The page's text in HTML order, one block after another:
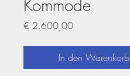
Kommode
€ 2.600,00Preis
In den Warenkorb